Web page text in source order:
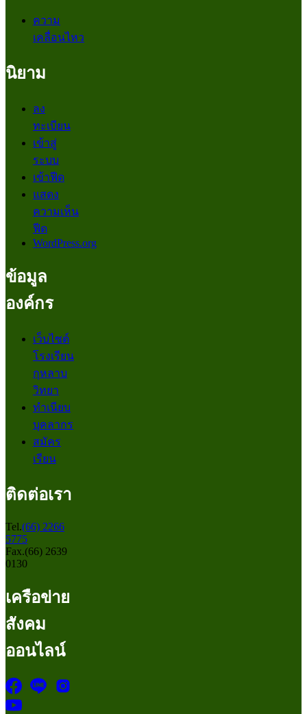
ความ
เคลื่อนไหว
นิยาม
ลง
ทะเบียน
เข้าสู่
ระบบ
เข้าฟีด
แสดง
ความเห็น
ฟีด
WordPress.org
ข้อมูล
องค์กร
เว็บไซต์
โรงเรียน
กุหลาบ
วิทยา
ทำเนียบ
บุคลากร
สมัคร
เรียน
ติดต่อเรา
Tel.(66) 2266
5775
Fax.(66) 2639
0130
เครือข่าย
สังคม
ออนไลน์